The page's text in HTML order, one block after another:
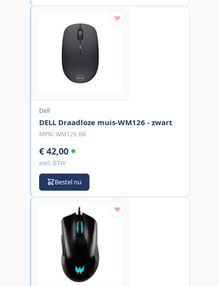
Dell
DELL Draadloze muis-WM126 - zwart
MPN: WM126-BK
€ 42,00
excl. BTW
Bestel nu